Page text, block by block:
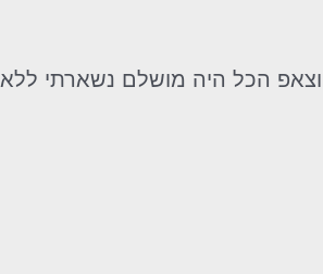
הכל היה מושלם נשארתי ללא